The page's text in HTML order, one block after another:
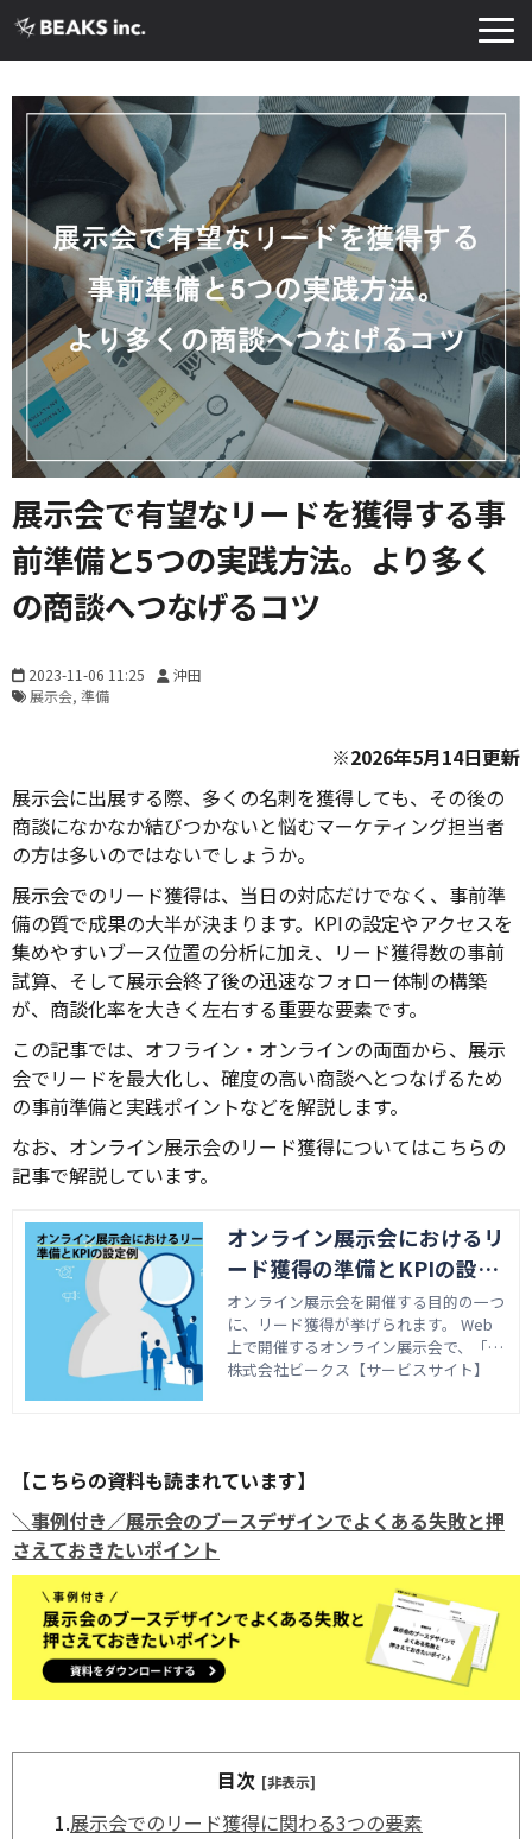
サービス
実績・導入事例
お知らせ
コラム
よくあるご質問
お役立ち資料
展示会で有望なリードを獲得する事
前準備と5つの実践方法。より多く
の商談へつなげるコツ
2023-11-06 11:25
沖田
展示会 準備
※2026年5月14日更新
展示会に出展する際、多くの名刺を獲得しても、その後の
商談になかなか結びつかないと悩むマーケティング担当者
の方は多いのではないでしょうか。
展示会でのリード獲得は、当日の対応だけでなく、事前準
備の質で成果の大半が決まります。KPIの設定やアクセスを
集めやすいブース位置の分析に加え、リード獲得数の事前
試算、そして展示会終了後の迅速なフォロー体制の構築
が、商談化率を大きく左右する重要な要素です。
この記事では、オフライン・オンラインの両面から、展示
会でリードを最大化し、確度の高い商談へとつなげるため
の事前準備と実践ポイントなどを解説します。
なお、オンライン展示会のリード獲得についてはこちらの
記事で解説しています。
オンライン展示会におけるリ
ード獲得の準備とKPIの設定
例
オンライン展示会を開催する目的の一つ
に、リード獲得が挙げられます。 Web
上で開催するオンライン展示会で、「ど
のようにリード獲得すればよいのだろう
要業績評価指標）を用いた効果検証がカ
ン展示会でのリード獲得に向けた事前準
す。
株式会社ビークス【サービスサイト】
【こちらの資料も読まれています】
＼事例付き／展示会のブースデザインでよくある失敗と押
さえておきたいポイント
目次 [非表示]
1.展示会でのリード獲得に関わる3つの要素